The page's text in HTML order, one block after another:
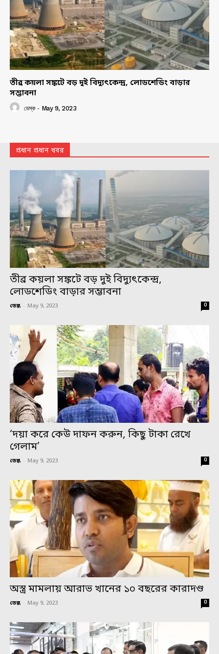
তীব্র কয়লা সঙ্কটে বড় দুই বিদ্যুৎকেন্দ্র, লোডশেডিং বাড়ার
সম্ভাবনা
ডেস্ক - May 9, 2023
প্রধান প্রধান খবর
তীব্র কয়লা সঙ্কটে বড় দুই বিদ্যুৎকেন্দ্র,
লোডশেডিং বাড়ার সম্ভাবনা
ডেস্ক - May 9, 2023 0
‘দয়া করে কেউ দাফন করুন, কিছু টাকা রেখে
গেলাম’
ডেস্ক - May 9, 2023 0
অস্ত্র মামলায় আরাভ খানের ১০ বছরের কারাদণ্ড
ডেস্ক - May 9, 2023 0